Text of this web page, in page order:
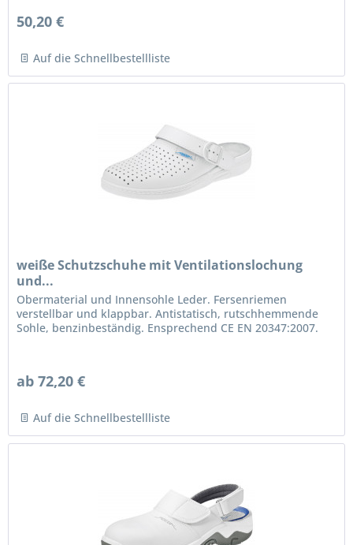
50,20 €
Auf die Schnellbestellliste
weiße Schutzschuhe mit Ventilationslochung
und...
Obermaterial und Innensohle Leder. Fersenriemen
verstellbar und klappbar. Antistatisch, rutschhemmende
Sohle, benzinbeständig. Ensprechend CE EN 20347:2007.
ab 72,20 €
Auf die Schnellbestellliste